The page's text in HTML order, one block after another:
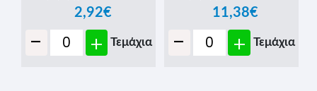
2,92€
- + Τεμάχια
11,38€
- + Τεμάχια